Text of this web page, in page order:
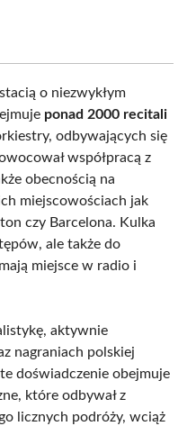
o niezwykłym
ponad 2000 recitali
odbywających się
współpracą z
obecnością na
miejscowościach jak
czy Barcelona. Kulka
ale także do
miejsce w radio i
aktywnie
nagraniach polskiej
doświadczenie obejmuje
które odbywał z
licznych podróży, wciąż